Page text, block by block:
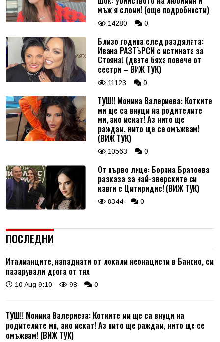
мъж я сломи! (още подробности)
14280 0
Близо година след раздялата:
Ивана РАЗТЪРСИ с истината за
Стояна! (двете бяха повече от
сестри – ВИЖ ТУК)
11123 0
ТУШ!! Моника Валериева: Котките
ми ще са внуци на родителите
ми, ако искат! Аз нито ще
раждам, нито ще се омъжвам!
(ВИЖ ТУК)
10563 0
От първо лице: Боряна Братоева
разказа за най-зверските си
кавги с Цитиридис! (ВИЖ ТУК)
8344 0
ПОСЛЕДНИ
Италианците, нападнати от локали неонацисти в Банско, си
пазарували дрога от тях
10 Aug 9:10 98 0
ТУШ!! Моника Валериева: Котките ми ще са внуци на
родителите ми, ако искат! Аз нито ще раждам, нито ще се
омъжвам! (ВИЖ ТУК)